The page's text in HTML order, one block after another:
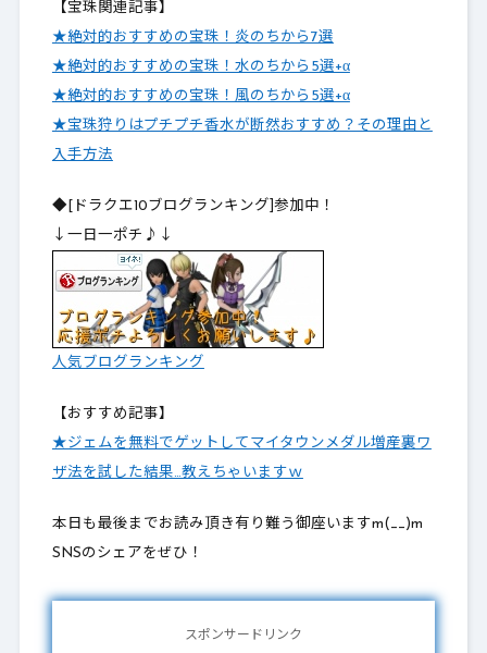
【宝珠関連記事】
★絶対的おすすめの宝珠！炎のちから7選
★絶対的おすすめの宝珠！水のちから5選+α
★絶対的おすすめの宝珠！風のちから5選+α
★宝珠狩りはプチプチ香水が断然おすすめ？その理由と
入手方法
◆[ドラクエ10ブログランキング]参加中！
↓一日一ポチ♪↓
人気ブログランキング
【おすすめ記事】
★ジェムを無料でゲットしてマイタウンメダル増産裏ワ
ザ法を試した結果…教えちゃいますｗ
本日も最後までお読み頂き有り難う御座いますm(__)m
SNSのシェアをぜひ！
スポンサードリンク